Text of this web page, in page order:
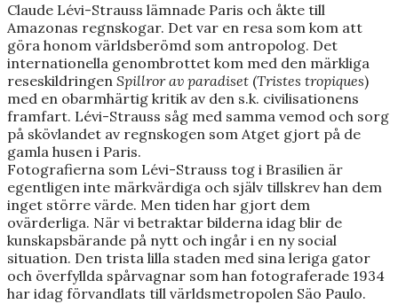
Claude Lévi-Strauss lämnade Paris och åkte till
Amazonas regnskogar. Det var en resa som kom att
göra honom världsberömd som antropolog. Det
internationella genombrottet kom med den märkliga
reseskildringen Spillror av paradiset (Tristes tropiques)
med en obarmhärtig kritik av den s.k. civilisationens
framfart. Lévi-Strauss såg med samma vemod och sorg
på skövlandet av regnskogen som Atget gjort på de
gamla husen i Paris.
Fotografierna som Lévi-Strauss tog i Brasilien är
egentligen inte märkvärdiga och själv tillskrev han dem
inget större värde. Men tiden har gjort dem
ovärderliga. När vi betraktar bilderna idag blir de
kunskapsbärande på nytt och ingår i en ny social
situation. Den trista lilla staden med sina leriga gator
och överfyllda spårvagnar som han fotograferade 1934
har idag förvandlats till världsmetropolen Säo Paulo.